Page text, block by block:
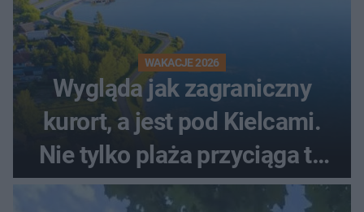
WAKACJE 2026
Wygląda jak zagraniczny
kurort, a jest pod Kielcami.
Nie tylko plaża przyciąga tu
ludzi